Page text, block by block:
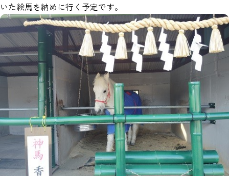
いた絵馬を納めに行く予定です。